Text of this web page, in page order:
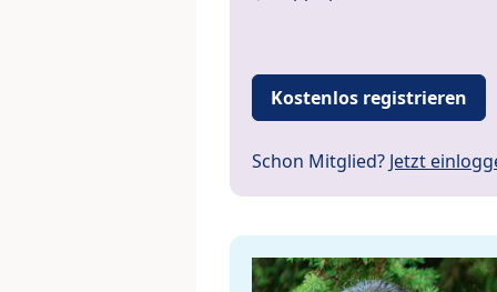
Kostenlos registrieren
Schon Mitglied? Jetzt